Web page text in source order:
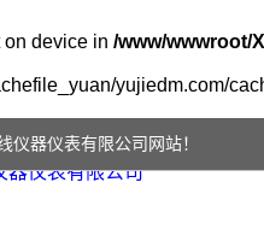
on device in /www/wwwroot/
yujiedm.com/
仪器仪表有限公司网站！